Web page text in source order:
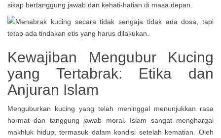
sikap bertanggung jawab dan kehati-hatian di masa depan.
Kewajiban Mengubur Kucing
yang Tertabrak: Etika dan
Anjuran Islam
Menguburkan kucing yang telah meninggal menunjukkan rasa
hormat dan tanggung jawab moral. Islam sangat menghargai
makhluk hidup, termasuk dalam kondisi setelah kematian. Oleh